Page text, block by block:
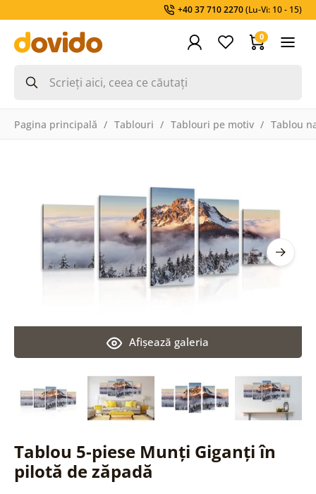
+40 37 710 2270(Lu-Vi: 10 - 15)
0
Pagina principală Tablouri Tablouri pe motiv Tablou
Tablou 5-piese Munți Giganți în
pilotă de zăpadă
Afişează galeria